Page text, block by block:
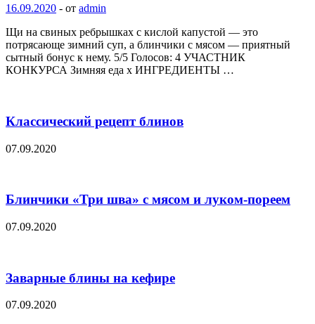
16.09.2020 - от admin
Щи на свиных ребрышках с кислой капустой — это
потрясающе зимний суп, а блинчики с мясом — приятный
сытный бонус к нему. 5/5 Голосов: 4 УЧАСТНИК
КОНКУРСА Зимняя еда x ИНГРЕДИЕНТЫ …
Классический рецепт блинов
07.09.2020
Блинчики «Три шва» с мясом и луком-пореем
07.09.2020
Заварные блины на кефире
07.09.2020